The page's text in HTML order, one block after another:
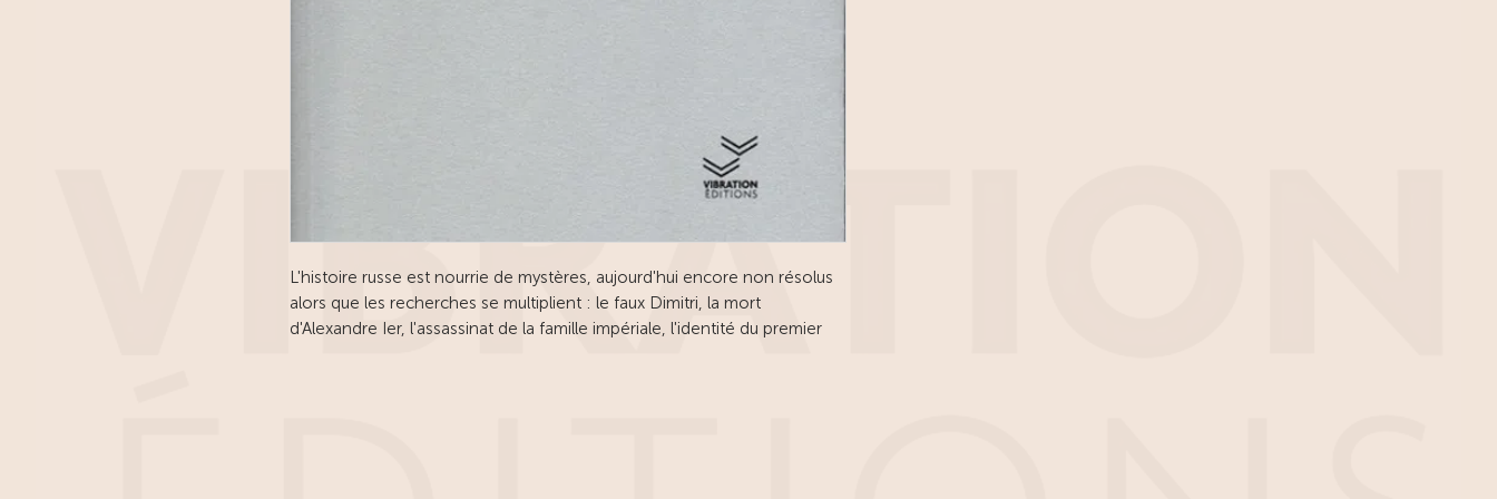
L'histoire russe est nourrie de mystères, aujourd'hui encore non résolus
alors que les recherches se multiplient : le faux Dimitri, la mort
d'Alexandre Ier, l'assassinat de la famille impériale, l'identité du premier